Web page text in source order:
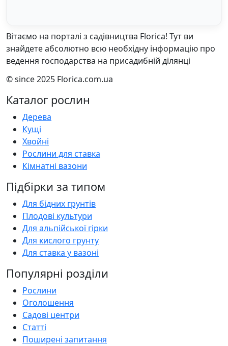
Вітаємо на порталі з садівництва Florica! Тут ви
знайдете абсолютно всю необхідну інформацію про
ведення господарства на присадибній ділянці
© since 2025 Florica.com.ua
Каталог рослин
Дерева
Кущі
Хвойні
Рослини для ставка
Кімнатні вазони
Підбірки за типом
Для бідних грунтів
Плодові культури
Для альпійської гірки
Для кислого грунту
Для ставка у вазоні
Популярні розділи
Рослини
Оголошення
Садові центри
Статті
Поширені запитання